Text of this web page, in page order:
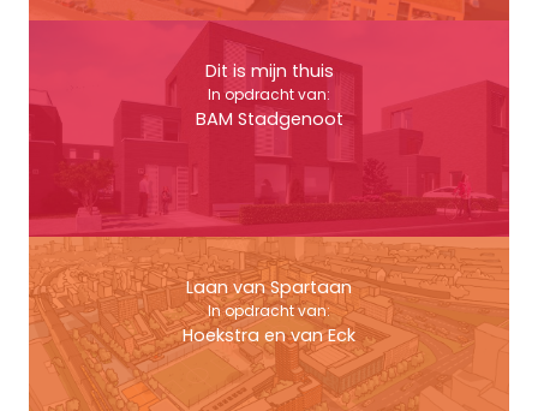
Dit is mijn thuis
In opdracht van:
BAM Stadgenoot
Laan van Spartaan
In opdracht van:
Hoekstra en van Eck